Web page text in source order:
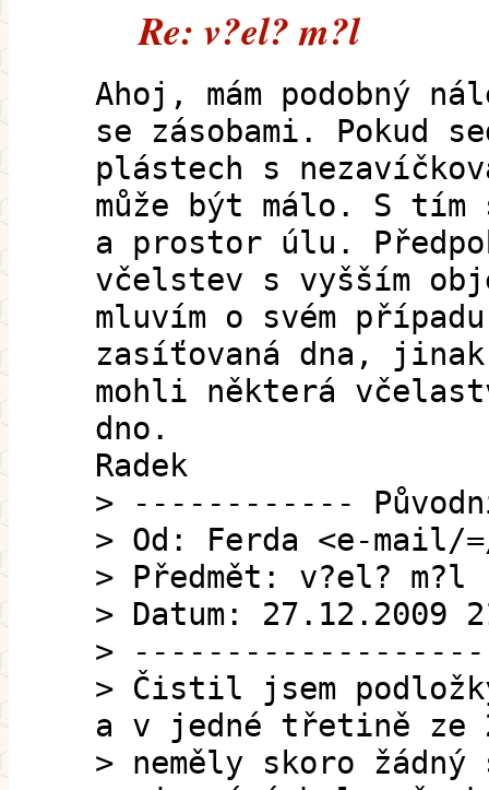
Re: v?el? m?l
Ahoj, mám podobný
se zásobami. Pokud
plástech s
může být málo. S
a prostor úlu.
včelstev s vyšším
mluvím o svém
zasíťovaná dna, jinak
mohli některá
dno.
Radek
> ------------
> Od: Ferda <e-mail/
> Předmět: v?el? m?l
> Datum: 27.12.2009
>
> Čistil jsem
a v jedné třetině ze
> neměly skoro